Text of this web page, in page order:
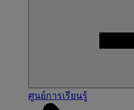
ศูนย์การเรียนรู้